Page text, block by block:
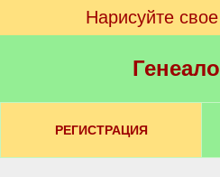
Нарисуйте
РЕГИСТРАЦИЯ